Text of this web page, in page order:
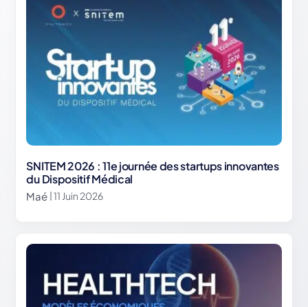
SNITEM 2026 : 11e journée des startups innovantes
du Dispositif Médical
Maé | 11 Juin 2026